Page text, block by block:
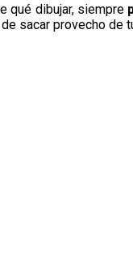
qué dibujar, siempre
sacar provecho de